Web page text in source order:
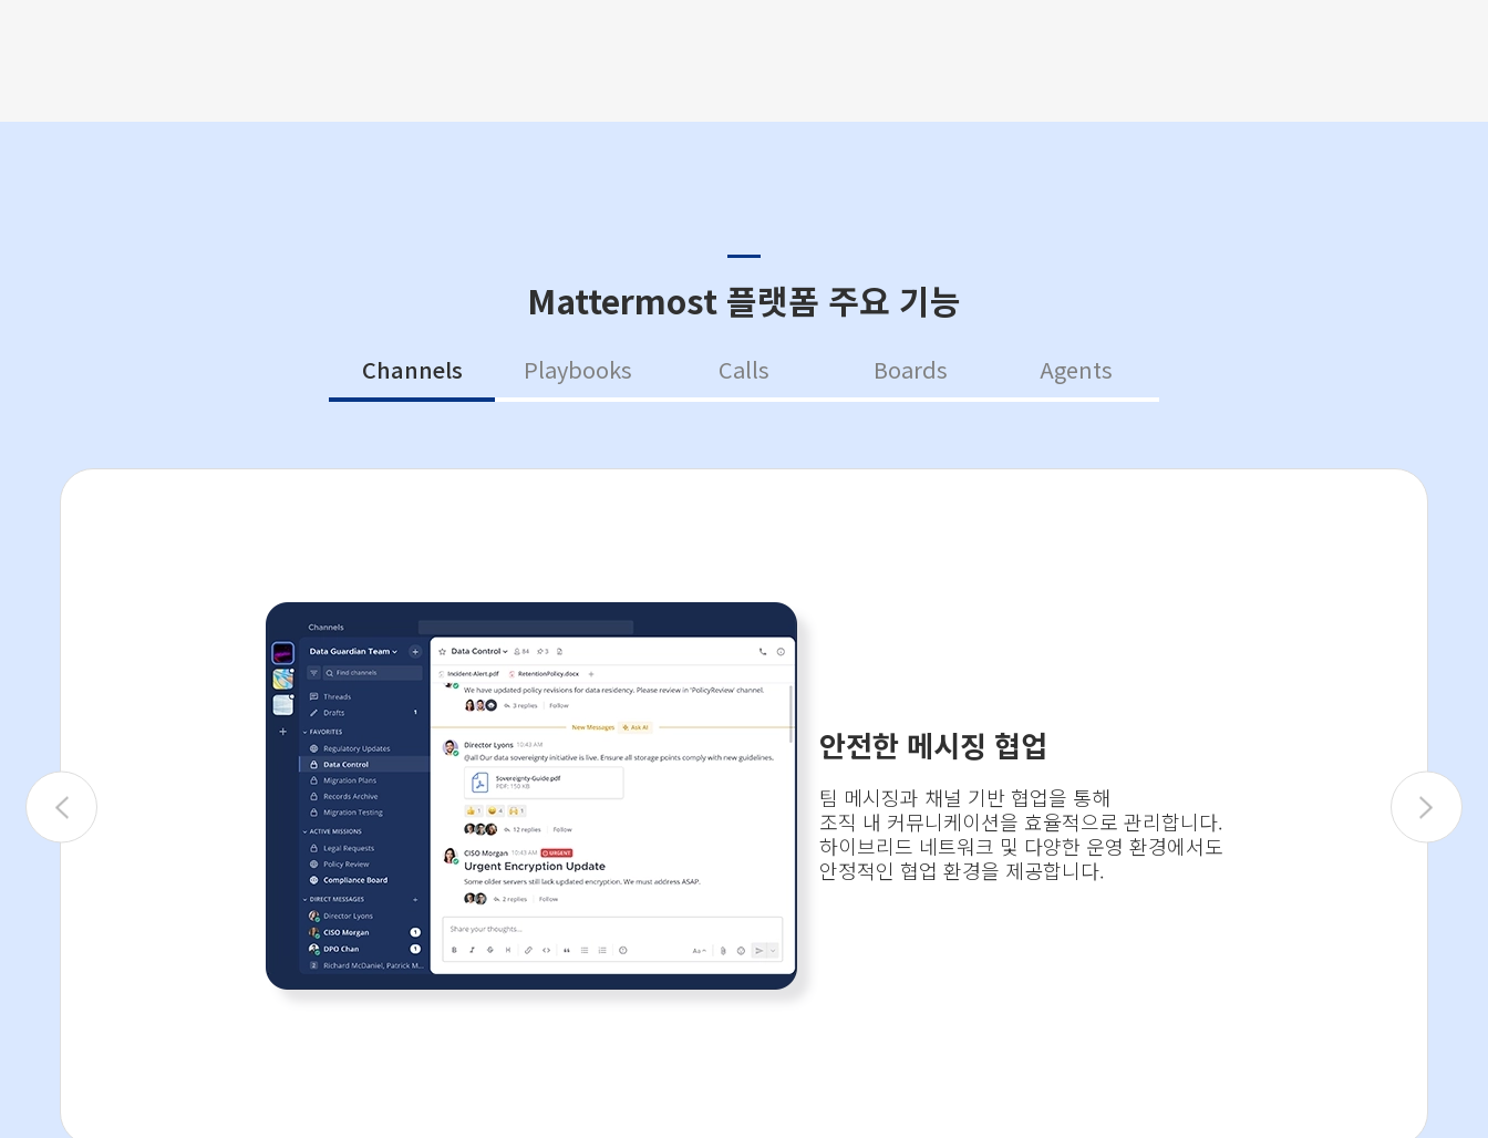
Mattermost 플랫폼 주요 기능
Channels Playbooks Calls Boards Agents
안전한 메시징 협업
팀 메시징과 채널 기반 협업을 통해
조직 내 커뮤니케이션을 효율적으로 관리합니다.
하이브리드 네트워크 및 다양한 운영 환경에서도
안정적인 협업 환경을 제공합니다.